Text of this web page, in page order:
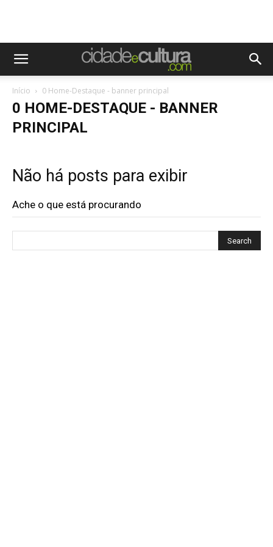
Início 0 Home-Destaque - banner principal
0 HOME-DESTAQUE - BANNER
PRINCIPAL
Não há posts para exibir
Ache o que está procurando